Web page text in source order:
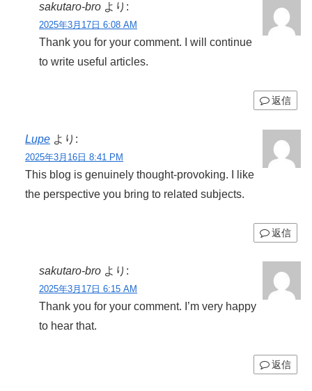
sakutaro-bro より:
2025年3月17日 6:08 AM
Thank you for your comment. I will continue
to write useful articles.
返信
Lupe より:
2025年3月16日 8:41 PM
This blog is genuinely thought-provoking. I like
the perspective you bring to related subjects.
返信
sakutaro-bro より:
2025年3月17日 6:15 AM
Thank you for your comment. I’m very happy
to hear that.
返信